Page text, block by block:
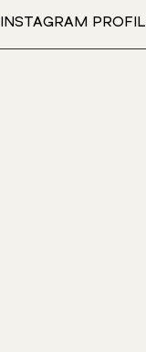
INSTAGRAM PROFIL